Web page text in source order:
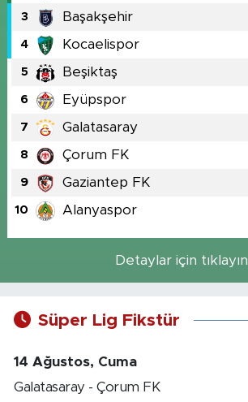
3 Başakşehir
4 Kocaelispor
5 Beşiktaş
6 Eyüpspor
7 Galatasaray
8 Çorum FK
9 Gaziantep FK
10 Alanyaspor
Detaylar için tıklayın
Süper Lig Fikstür
14 Ağustos, Cuma
Galatasaray - Çorum FK